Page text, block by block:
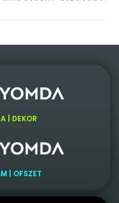
| DEKOR
| OFSZET